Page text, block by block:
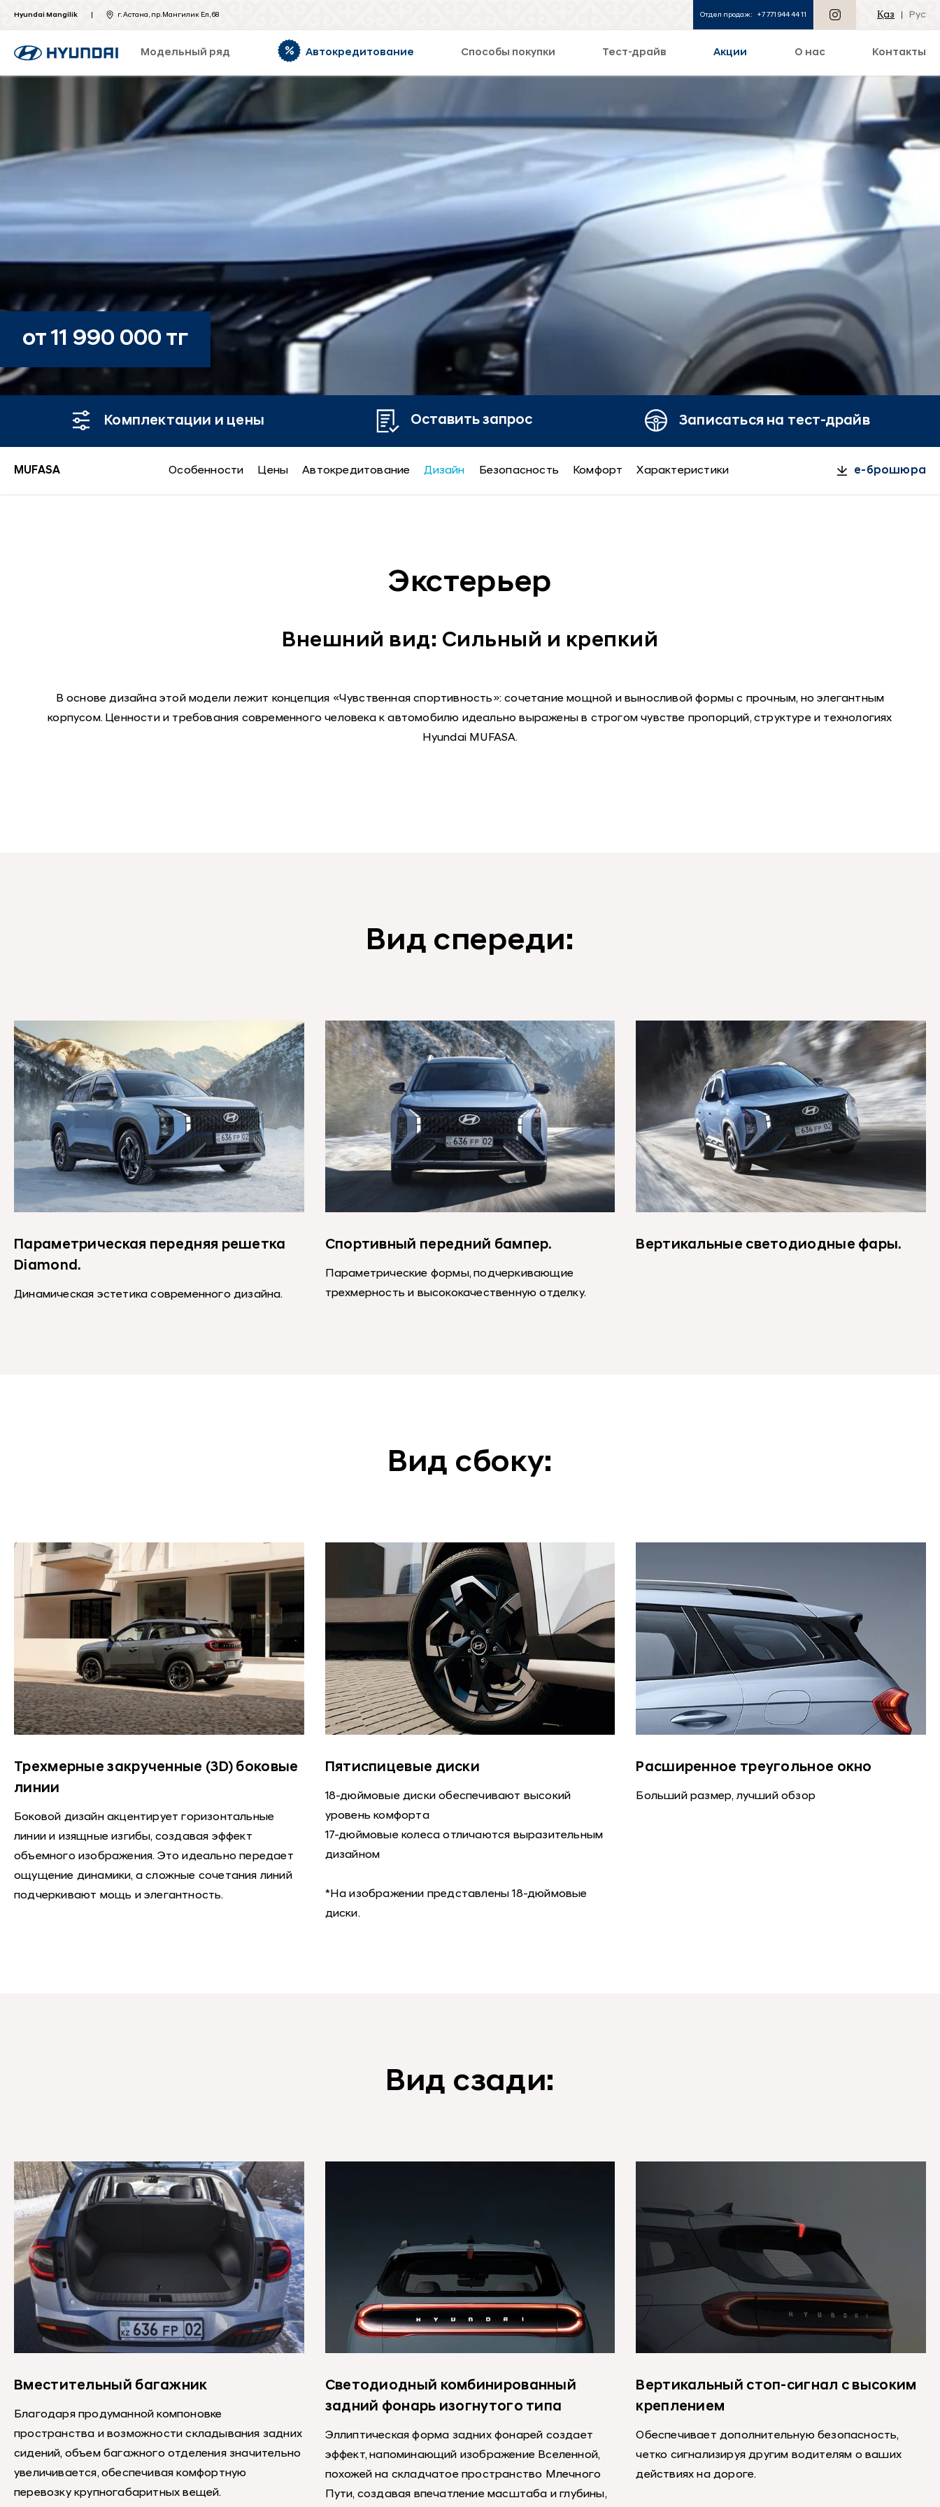
Hyundai Mangilik г. Астана, пр.Мангилик Ел, 68 Отдел продаж: +7 771 944 44 11 Қаз Рус
Модельный ряд Автокредитование Способы покупки Тест-драйв Акции О нас Контакты
MUFASA
от 11 990 000 тг
Комплектации и цены Оставить запрос Записаться на тест-драйв
MUFASA Особенности Цены Автокредитование Дизайн Безопасность Комфорт Характеристики e-брошюра
Экстерьер
Внешний вид: Сильный и крепкий
В основе дизайна этой модели лежит концепция «Чувственная спортивность»: сочетание мощной и выносливой формы с прочным, но элегантным
корпусом. Ценности и требования современного человека к автомобилю идеально выражены в строгом чувстве пропорций, структуре и технологиях
Hyundai MUFASA.
Вид спереди:
Параметрическая передняя решетка
Diamond.
Динамическая эстетика современного дизайна.
Спортивный передний бампер.
Параметрические формы, подчеркивающие
трехмерность и высококачественную отделку.
Вертикальные светодиодные фары.
Вид сбоку:
Трехмерные закрученные (3D) боковые
линии
Боковой дизайн акцентирует горизонтальные
линии и изящные изгибы, создавая эффект
объемного изображения. Это идеально передает
ощущение динамики, а сложные сочетания линий
подчеркивают мощь и элегантность.
Пятиспицевые диски
18-дюймовые диски обеспечивают высокий
уровень комфорта
17-дюймовые колеса отличаются выразительным
дизайном
*На изображении представлены 18-дюймовые
диски.
Расширенное треугольное окно
Больший размер, лучший обзор
Вид сзади:
Вместительный багажник
Благодаря продуманной компоновке
пространства и возможности складывания задних
сидений, объем багажного отделения значительно
увеличивается, обеспечивая комфортную
перевозку крупногабаритных вещей.
Светодиодный комбинированный
задний фонарь изогнутого типа
Эллиптическая форма задних фонарей создает
эффект, напоминающий изображение Вселенной,
похожей на складчатое пространство Млечного
Пути, создавая впечатление масштаба и глубины,
Вертикальный стоп-сигнал с высоким
креплением
Обеспечивает дополнительную безопасность,
четко сигнализируя другим водителям о ваших
действиях на дороге.